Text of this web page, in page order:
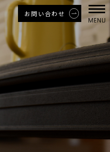
お問い合わせ